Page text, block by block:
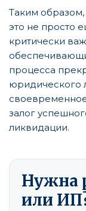
Таким образом,
это не просто
критически
процесса
юридического
залог
ликвидации.
Нужна
или